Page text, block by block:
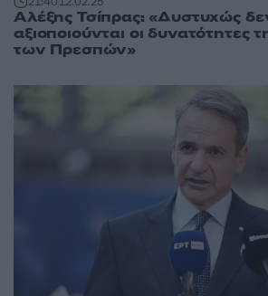
Αλέξης Τσίπρας: «Δυστυχώς
αξιοποιούνται οι δυνατότητες
των Πρεσπών»